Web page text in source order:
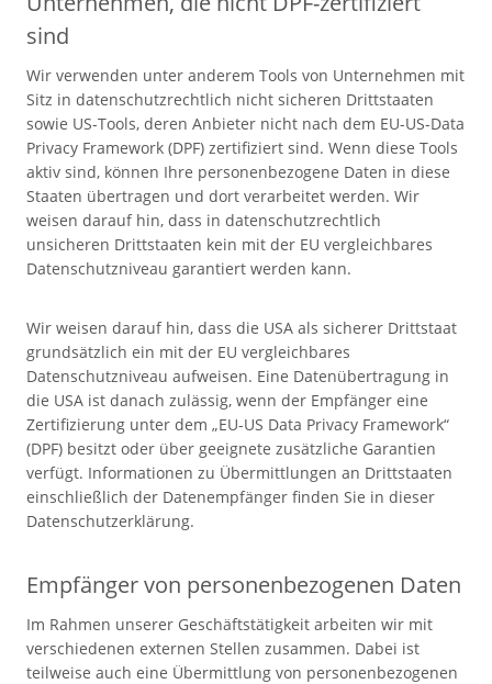
sind
Wir verwenden unter anderem Tools von Unternehmen mit
Sitz in datenschutzrechtlich nicht sicheren Drittstaaten
sowie US-Tools, deren Anbieter nicht nach dem EU-US-Data
Privacy Framework (DPF) zertifiziert sind. Wenn diese Tools
aktiv sind, können Ihre personenbezogene Daten in diese
Staaten übertragen und dort verarbeitet werden. Wir
weisen darauf hin, dass in datenschutzrechtlich
unsicheren Drittstaaten kein mit der EU vergleichbares
Datenschutzniveau garantiert werden kann.
Wir weisen darauf hin, dass die USA als sicherer Drittstaat
grundsätzlich ein mit der EU vergleichbares
Datenschutzniveau aufweisen. Eine Datenübertragung in
die USA ist danach zulässig, wenn der Empfänger eine
Zertifizierung unter dem „EU-US Data Privacy Framework“
(DPF) besitzt oder über geeignete zusätzliche Garantien
verfügt. Informationen zu Übermittlungen an Drittstaaten
einschließlich der Datenempfänger finden Sie in dieser
Datenschutzerklärung.
Empfänger von personenbezogenen Daten
Im Rahmen unserer Geschäftstätigkeit arbeiten wir mit
verschiedenen externen Stellen zusammen. Dabei ist
teilweise auch eine Übermittlung von personenbezogenen